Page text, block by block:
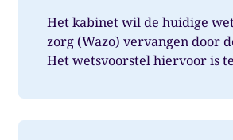
Het kabinet wil de huidige
zorg (Wazo) vervangen door
Het wetsvoorstel hiervoor is